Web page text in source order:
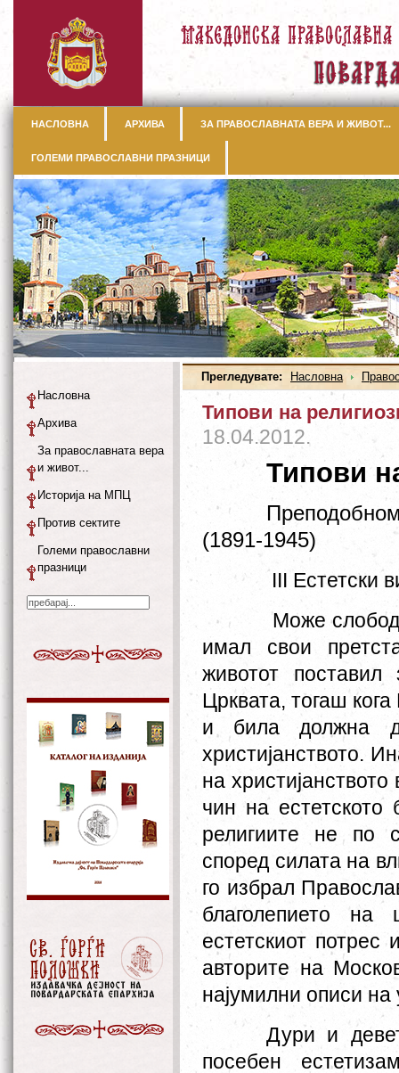
НАСЛОВНА АРХИВА ЗА ПРАВОСЛАВНАТА ВЕРА И ЖИВОТ...
ГОЛЕМИ ПРАВОСЛАВНИ ПРАЗНИЦИ
Прегледувате: Насловна
Типови на
18.04.2012.
Типови
(1891-1945)
III Естетски
Може
имал свои
животот поставил
Црквата, тогаш
и била должна
христијанството.
на
чин на естетското
религиите не по
според силата на
го избрал
благолепието на
естетскиот
авторите на
најумилни описи
Дури и
посебен
Насловна
Архива
За православната вера
и живот...
Историја на МПЦ
Против сектите
Големи православни
празници